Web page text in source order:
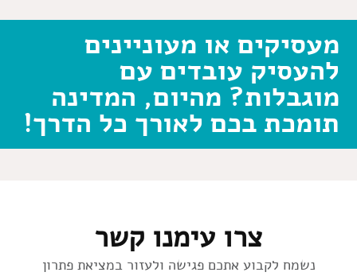
מעסיקים או מעוניינים
להעסיק עובדים עם
מוגבלות? מהיום, המדינה
תומכת בכם לאורך כל הדרך!
צרו עימנו קשר
נשמח לקבוע אתכם פגישה ולעזור במציאת פתרון